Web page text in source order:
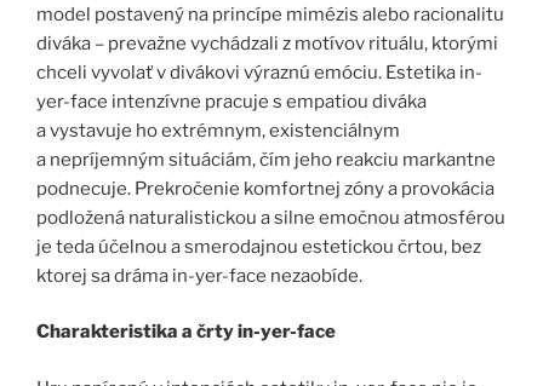
model postavený na princípe mimézis alebo racionalitu
diváka – prevažne vychádzali z motívov rituálu, ktorými
chceli vyvolať v divákovi výraznú emóciu. Estetika in-
yer-face intenzívne pracuje s empatiou diváka
a vystavuje ho extrémnym, existenciálnym
a nepríjemným situáciám, čím jeho reakciu markantne
podnecuje. Prekročenie komfortnej zóny a provokácia
podložená naturalistickou a silne emočnou atmosférou
je teda účelnou a smerodajnou estetickou črtou, bez
ktorej sa dráma in-yer-face nezaobíde.
Charakteristika a črty in-yer-face